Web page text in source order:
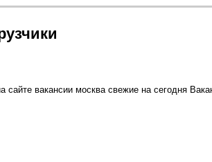
вакансии москва свежие на сегодня